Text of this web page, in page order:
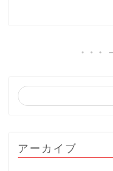
アーカイブ